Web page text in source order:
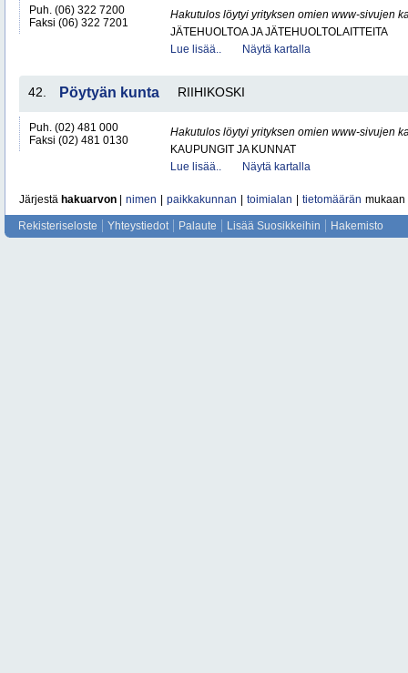
Puh. (06) 322 7200
Faksi (06) 322 7201
Hakutulos löytyi yrityksen omien www-sivujen
JÄTEHUOLTOA JA JÄTEHUOLTOLAITTEITA
Lue lisää..
Näytä kartalla
42. Pöytyän kunta RIIHIKOSKI
Puh. (02) 481 000
Faksi (02) 481 0130
Hakutulos löytyi yrityksen omien www-sivujen
KAUPUNGIT JA KUNNAT
Lue lisää..
Näytä kartalla
Järjestä hakuarvon nimen paikkakunnan toimialan tietomäärän mukaan
Rekisteriseloste Yhteystiedot Palaute Lisää Suosikkeihin Hakemisto